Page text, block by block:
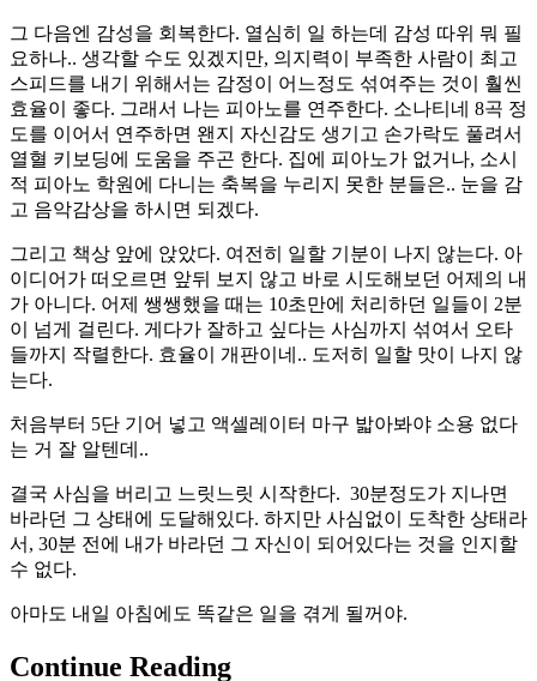
그 다음엔 감성을 회복한다. 열심히 일 하는데 감성 따위 뭐 필
요하나.. 생각할 수도 있겠지만, 의지력이 부족한 사람이 최고
스피드를 내기 위해서는 감정이 어느정도 섞여주는 것이 훨씬
효율이 좋다. 그래서 나는 피아노를 연주한다. 소나티네 8곡 정
도를 이어서 연주하면 왠지 자신감도 생기고 손가락도 풀려서
열혈 키보딩에 도움을 주곤 한다. 집에 피아노가 없거나, 소시
적 피아노 학원에 다니는 축복을 누리지 못한 분들은.. 눈을 감
고 음악감상을 하시면 되겠다.
그리고 책상 앞에 앉았다. 여전히 일할 기분이 나지 않는다. 아
이디어가 떠오르면 앞뒤 보지 않고 바로 시도해보던 어제의 내
가 아니다. 어제 쌩쌩했을 때는 10초만에 처리하던 일들이 2분
이 넘게 걸린다. 게다가 잘하고 싶다는 사심까지 섞여서 오타
들까지 작렬한다. 효율이 개판이네.. 도저히 일할 맛이 나지 않
는다.
처음부터 5단 기어 넣고 액셀레이터 마구 밟아봐야 소용 없다
는 거 잘 알텐데..
결국 사심을 버리고 느릿느릿 시작한다. 30분정도가 지나면
바라던 그 상태에 도달해있다. 하지만 사심없이 도착한 상태라
서, 30분 전에 내가 바라던 그 자신이 되어있다는 것을 인지할
수 없다.
아마도 내일 아침에도 똑같은 일을 겪게 될꺼야.
Continue Reading